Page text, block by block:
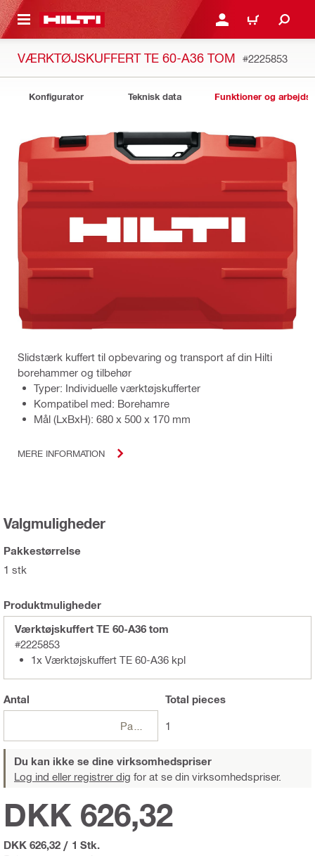
HOVEDINDHOLD LOG IND ELLER
INDKØBSKURV
VÆRKTØJSKUFFERT TE 60-A36 TOM #2225853
Konfigurator Teknisk data Funktioner og
Slidstærk kuffert til opbevaring og transport af din Hilti
borehammer og tilbehør
Typer: Individuelle værktøjskufferter
Kompatibel med: Borehamre
Mål (LxBxH): 680 x 500 x 170 mm
MERE INFORMATION
Valgmuligheder
Pakkestørrelse
1 stk
Produktmuligheder
Værktøjskuffert TE 60-A36 tom
#2225853
1x Værktøjskuffert TE 60-A36 kpl
Antal Total pieces
1
Du kan ikke se dine virksomhedspriser
Log ind eller registrer dig for at se din virksomhedspriser.
DKK 626,32
DKK 626,32 / 1 Stk.